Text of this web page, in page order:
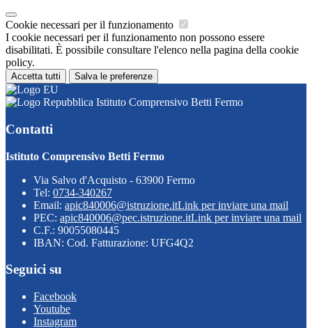
Cookie necessari per il funzionamento
I cookie necessari per il funzionamento non possono essere
disabilitati. È possibile consultare l'elenco nella pagina della cookie
policy.
Accetta tutti Salva le preferenze
Istituto Comprensivo Betti Fermo
Contatti
Istituto Comprensivo Betti Fermo
Via Salvo d'Acquisto - 63900 Fermo
Tel: 0734-340267
Email: apic840006@istruzione.itLink per inviare una mail
PEC: apic840006@pec.istruzione.itLink per inviare una mail
C.F.: 90055080445
IBAN: Cod. Fatturazione: UFG4Q2
Seguici su
Facebook
Youtube
Instagram